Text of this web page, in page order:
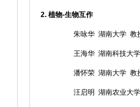
2. 植物-生物互作
朱咏华 湖南大学 教
王海华 湖南科技大
潘怀荣 湖南大学 教
汪启明 湖南农业大